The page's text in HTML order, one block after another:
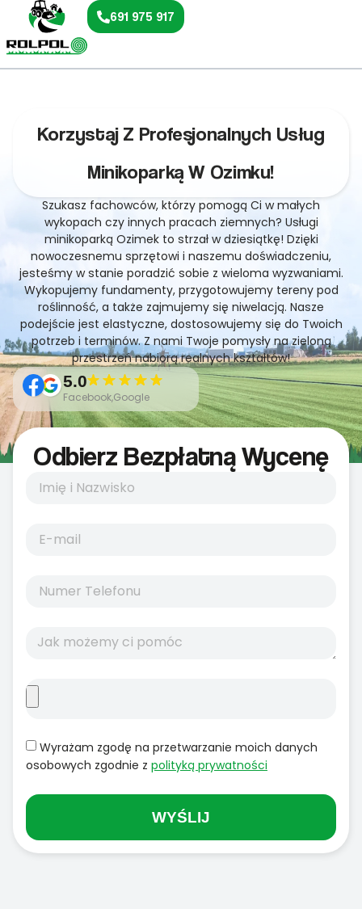
691 975 917
Korzystaj Z Profesjonalnych Usług
Minikoparką W Ozimku!
Szukasz fachowców, którzy pomogą Ci w małych
wykopach czy innych pracach ziemnych? Usługi
minikoparką Ozimek to strzał w dziesiątkę! Dzięki
nowoczesnemu sprzętowi i naszemu doświadczeniu,
jesteśmy w stanie poradzić sobie z wieloma wyzwaniami.
Wykopujemy fundamenty, przygotowujemy tereny pod
roślinność, a także zajmujemy się niwelacją. Nasze
podejście jest elastyczne, dostosowujemy się do Twoich
potrzeb i terminów. Z nami Twoje pomysły na zieloną
przestrzeń nabiorą realnych kształtów!
5.0
Facebook,Google
Odbierz Bezpłatną Wycenę
Wyrażam zgodę na przetwarzanie moich danych
osobowych zgodnie z polityką prywatności
WYŚLIJ